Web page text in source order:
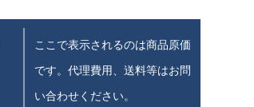
ここで表示されるのは商品原価
です。代理費用、送料等はお問
い合わせください。